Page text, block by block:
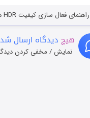
راهنمای فعال سازی کیفیت HDR در PotPlayer
هیچ دیدگاه ارسال
نمایش / مخفی کردن